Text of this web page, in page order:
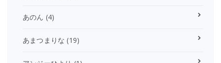
あのん (4)
あまつまりな (19)